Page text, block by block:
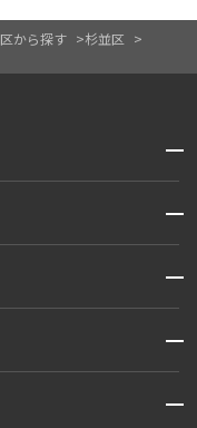
区から探す
杉並区
開閉
開閉
開閉
開閉
開閉